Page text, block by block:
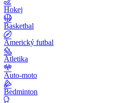
Hokej
Basketbal
Americký futbal
Atletika
Auto-moto
Bedminton